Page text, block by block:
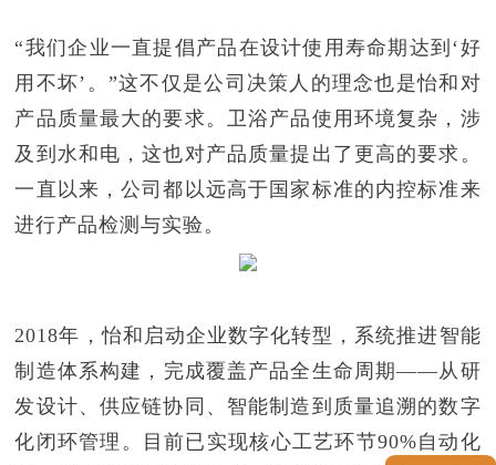
“我们企业一直提倡产品在设计使用寿命期达到‘好
用不坏’。”这不仅是公司决策人的理念也是怡和对
产品质量最大的要求。卫浴产品使用环境复杂，涉
及到水和电，这也对产品质量提出了更高的要求。
一直以来，公司都以远高于国家标准的内控标准来
进行产品检测与实验。
2018年，怡和启动企业数字化转型，系统推进智能
制造体系构建，完成覆盖产品全生命周期——从研
发设计、供应链协同、智能制造到质量追溯的数字
化闭环管理。目前已实现核心工艺环节90%自动化